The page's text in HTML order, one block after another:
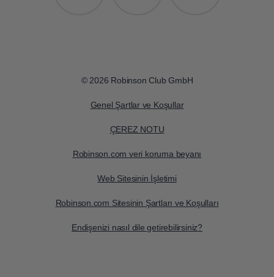
© 2026 Robinson Club GmbH
Genel Şartlar ve Koşullar
ÇEREZ NOTU
Robinson.com veri koruma beyanı
Web Sitesinin İşletimi
Robinson.com Sitesinin Şartları ve Koşulları
Endişenizi nasıl dile getirebilirsiniz?